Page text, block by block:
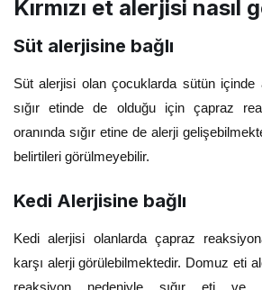
Kırmızı et alerjisi nasıl
Süt alerjisine bağlı
Süt alerjisi olan çocuklarda sütün içinde
sığır etinde de olduğu için çapraz
oranında sığır etine de alerji
belirtileri görülmeyebilir.
Kedi Alerjisine bağlı
Kedi alerjisi olanlarda çapraz
karşı alerji görülebilmektedir. Domuz eti